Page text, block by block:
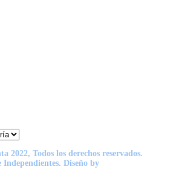
2022, Todos los derechos reservados.
Independientes. Diseño by